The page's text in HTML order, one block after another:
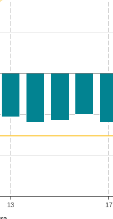
13 17